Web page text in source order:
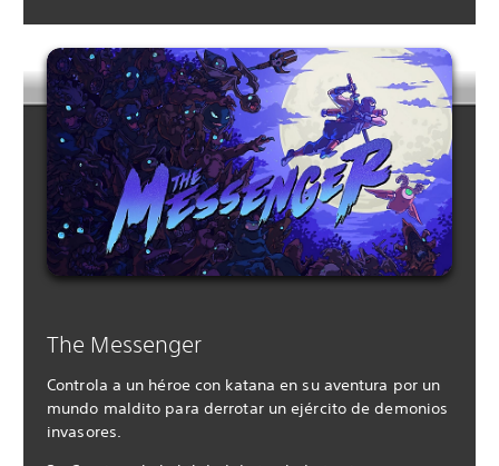
The Messenger
Controla a un héroe con katana en su aventura por un
mundo maldito para derrotar un ejército de demonios
invasores.